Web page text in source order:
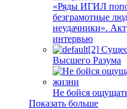
«Ряды ИГИЛ
безграмотные
неудачники».
интервью
Высшего Разума
Не бойся
Показать больше